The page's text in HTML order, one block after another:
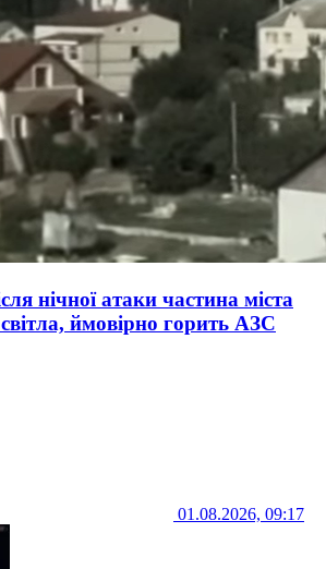
нічної атаки частина міста
ймовірно горить АЗС
01.08.2026, 09:17